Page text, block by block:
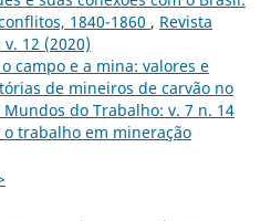
1840-1860 , Revista
12 (2020)
campo e a mina: valores e
de mineiros de carvão no
Mundos do Trabalho: v. 7 n. 14
o trabalho em mineração